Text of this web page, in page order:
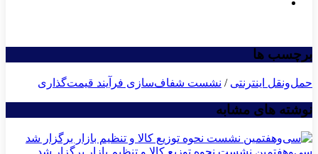
برچسب ها
حمل‌ونقل اینترنتی / نشست شفاف‌سازی فرآیند قیمت‌گذاری
نوشته های مشابه
سی‌و‌هفتمین نشست نحوه توزیع کالا و تنظیم بازار برگزار شد